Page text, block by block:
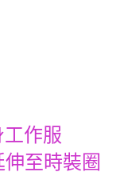
作服
至時裝圈